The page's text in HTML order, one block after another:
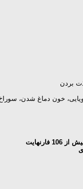
بردن
خون دماغ شدن، سوراخ